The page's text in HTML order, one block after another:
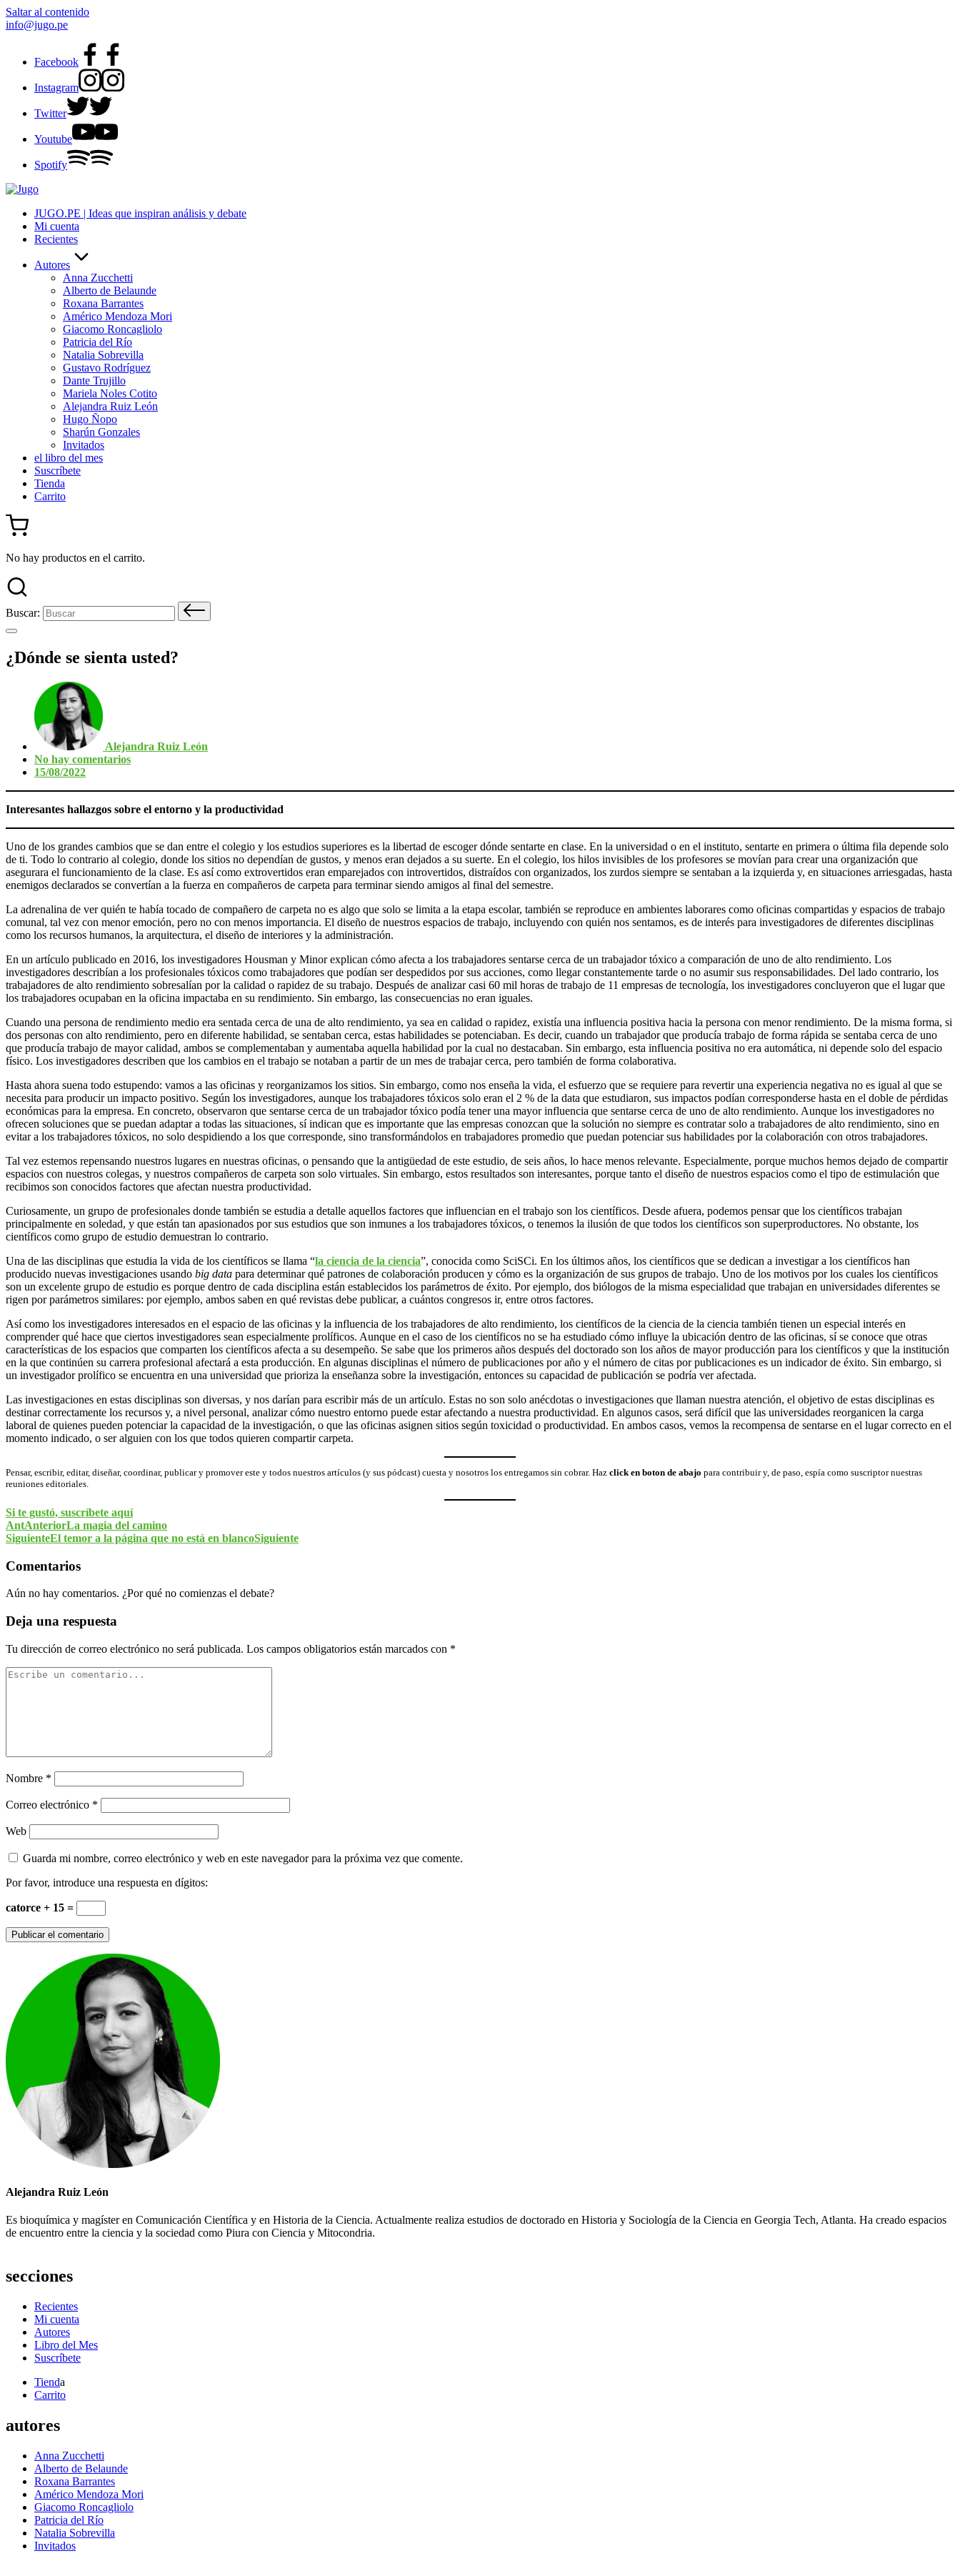
Saltar al contenido
info@jugo.pe
Facebook
Instagram
Twitter
Youtube
Spotify
JUGO.PE | Ideas que inspiran análisis y debate
Mi cuenta
Recientes
Autores
Anna Zucchetti
Alberto de Belaunde
Roxana Barrantes
Américo Mendoza Mori
Giacomo Roncagliolo
Patricia del Río
Natalia Sobrevilla
Gustavo Rodríguez
Dante Trujillo
Mariela Noles Cotito
Alejandra Ruiz León
Hugo Ñopo
Sharún Gonzales
Invitados
el libro del mes
Suscríbete
Tienda
Carrito
No hay productos en el carrito.
Buscar:
¿Dónde se sienta usted?
Alejandra Ruiz León
No hay comentarios
15/08/2022
Interesantes hallazgos sobre el entorno y la productividad
Uno de los grandes cambios que se dan entre el colegio y los estudios superiores es la libertad de escoger dónde sentarte en clase. En la universidad o en el instituto, sentarte en primera o última fila depende solo
de ti. Todo lo contrario al colegio, donde los sitios no dependían de gustos, y menos eran dejados a su suerte. En el colegio, los hilos invisibles de los profesores se movían para crear una organización que
asegurara el funcionamiento de la clase. Es así como extrovertidos eran emparejados con introvertidos, distraídos con organizados, los zurdos siempre se sentaban a la izquierda y, en situaciones arriesgadas, hasta
enemigos declarados se convertían a la fuerza en compañeros de carpeta para terminar siendo amigos al final del semestre.
La adrenalina de ver quién te había tocado de compañero de carpeta no es algo que solo se limita a la etapa escolar, también se reproduce en ambientes laborares como oficinas compartidas y espacios de trabajo
comunal, tal vez con menor emoción, pero no con menos importancia. El diseño de nuestros espacios de trabajo, incluyendo con quién nos sentamos, es de interés para investigadores de diferentes disciplinas
como los recursos humanos, la arquitectura, el diseño de interiores y la administración.
En un artículo publicado en 2016, los investigadores Housman y Minor explican cómo afecta a los trabajadores sentarse cerca de un trabajador tóxico a comparación de uno de alto rendimiento. Los
investigadores describían a los profesionales tóxicos como trabajadores que podían ser despedidos por sus acciones, como llegar constantemente tarde o no asumir sus responsabilidades. Del lado contrario, los
trabajadores de alto rendimiento sobresalían por la calidad o rapidez de su trabajo. Después de analizar casi 60 mil horas de trabajo de 11 empresas de tecnología, los investigadores concluyeron que el lugar que
los trabajadores ocupaban en la oficina impactaba en su rendimiento. Sin embargo, las consecuencias no eran iguales.
Cuando una persona de rendimiento medio era sentada cerca de una de alto rendimiento, ya sea en calidad o rapidez, existía una influencia positiva hacia la persona con menor rendimiento. De la misma forma, si
dos personas con alto rendimiento, pero en diferente habilidad, se sentaban cerca, estas habilidades se potenciaban. Es decir, cuando un trabajador que producía trabajo de forma rápida se sentaba cerca de uno
que producía trabajo de mayor calidad, ambos se complementaban y aumentaba aquella habilidad por la cual no destacaban. Sin embargo, esta influencia positiva no era automática, ni depende solo del espacio
físico. Los investigadores describen que los cambios en el trabajo se notaban a partir de un mes de trabajar cerca, pero también de forma colaborativa.
Hasta ahora suena todo estupendo: vamos a las oficinas y reorganizamos los sitios. Sin embargo, como nos enseña la vida, el esfuerzo que se requiere para revertir una experiencia negativa no es igual al que se
necesita para producir un impacto positivo. Según los investigadores, aunque los trabajadores tóxicos solo eran el 2 % de la data que estudiaron, sus impactos podían corresponderse hasta en el doble de pérdidas
económicas para la empresa. En concreto, observaron que sentarse cerca de un trabajador tóxico podía tener una mayor influencia que sentarse cerca de uno de alto rendimiento. Aunque los investigadores no
ofrecen soluciones que se puedan adaptar a todas las situaciones, sí indican que es importante que las empresas conozcan que la solución no siempre es contratar solo a trabajadores de alto rendimiento, sino en
evitar a los trabajadores tóxicos, no solo despidiendo a los que corresponde, sino transformándolos en trabajadores promedio que puedan potenciar sus habilidades por la colaboración con otros trabajadores.
Tal vez estemos repensando nuestros lugares en nuestras oficinas, o pensando que la antigüedad de este estudio, de seis años, lo hace menos relevante. Especialmente, porque muchos hemos dejado de compartir
espacios con nuestros colegas, y nuestros compañeros de carpeta son solo virtuales. Sin embargo, estos resultados son interesantes, porque tanto el diseño de nuestros espacios como el tipo de estimulación que
recibimos son conocidos factores que afectan nuestra productividad.
Curiosamente, un grupo de profesionales donde también se estudia a detalle aquellos factores que influencian en el trabajo son los científicos. Desde afuera, podemos pensar que los científicos trabajan
principalmente en soledad, y que están tan apasionados por sus estudios que son inmunes a los trabajadores tóxicos, o tenemos la ilusión de que todos los científicos son superproductores. No obstante, los
científicos como grupo de estudio demuestran lo contrario.
Una de las disciplinas que estudia la vida de los científicos se llama “la ciencia de la ciencia”, conocida como SciSCi. En los últimos años, los científicos que se dedican a investigar a los científicos han
producido nuevas investigaciones usando big data para determinar qué patrones de colaboración producen y cómo es la organización de sus grupos de trabajo. Uno de los motivos por los cuales los científicos
son un excelente grupo de estudio es porque dentro de cada disciplina están establecidos los parámetros de éxito. Por ejemplo, dos biólogos de la misma especialidad que trabajan en universidades diferentes se
rigen por parámetros similares: por ejemplo, ambos saben en qué revistas debe publicar, a cuántos congresos ir, entre otros factores.
Así como los investigadores interesados en el espacio de las oficinas y la influencia de los trabajadores de alto rendimiento, los científicos de la ciencia de la ciencia también tienen un especial interés en
comprender qué hace que ciertos investigadores sean especialmente prolíficos. Aunque en el caso de los científicos no se ha estudiado cómo influye la ubicación dentro de las oficinas, sí se conoce que otras
características de los espacios que comparten los científicos afecta a su desempeño. Se sabe que los primeros años después del doctorado son los años de mayor producción para los científicos y que la institución
en la que continúen su carrera profesional afectará a esta producción. En algunas disciplinas el número de publicaciones por año y el número de citas por publicaciones es un indicador de éxito. Sin embargo, si
un investigador prolífico se encuentra en una universidad que prioriza la enseñanza sobre la investigación, entonces su capacidad de publicación se podría ver afectada.
Las investigaciones en estas disciplinas son diversas, y nos darían para escribir más de un artículo. Estas no son solo anécdotas o investigaciones que llaman nuestra atención, el objetivo de estas disciplinas es
destinar correctamente los recursos y, a nivel personal, analizar cómo nuestro entorno puede estar afectando a nuestra productividad. En algunos casos, será difícil que las universidades reorganicen la carga
laboral de quienes pueden potenciar la capacidad de la investigación, o que las oficinas asignen sitios según toxicidad o productividad. En ambos casos, vemos la recompensa de sentarse en el lugar correcto en el
momento indicado, o ser alguien con los que todos quieren compartir carpeta.
Pensar, escribir, editar, diseñar, coordinar, publicar y promover este y todos nuestros artículos (y sus pódcast) cuesta y nosotros los entregamos sin cobrar. Haz click en boton de abajo para contribuir y, de paso, espía como suscriptor nuestras
reuniones editoriales.
Si te gustó, suscríbete aquí
AntAnteriorLa magia del camino
SiguienteEl temor a la página que no está en blancoSiguiente
Comentarios
Aún no hay comentarios. ¿Por qué no comienzas el debate?
Deja una respuesta
Tu dirección de correo electrónico no será publicada. Los campos obligatorios están marcados con *
Nombre *
Correo electrónico *
Web
Guarda mi nombre, correo electrónico y web en este navegador para la próxima vez que comente.
Por favor, introduce una respuesta en dígitos:
catorce + 15 =
Alejandra Ruiz León
Es bioquímica y magíster en Comunicación Científica y en Historia de la Ciencia. Actualmente realiza estudios de doctorado en Historia y Sociología de la Ciencia en Georgia Tech, Atlanta. Ha creado espacios
de encuentro entre la ciencia y la sociedad como Piura con Ciencia y Mitocondria.
secciones
Recientes
Mi cuenta
Autores
Libro del Mes
Suscríbete
Tienda
Carrito
autores
Anna Zucchetti
Alberto de Belaunde
Roxana Barrantes
Américo Mendoza Mori
Giacomo Roncagliolo
Patricia del Río
Natalia Sobrevilla
Invitados